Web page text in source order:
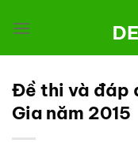
đến
Đề thi và đáp
Gia năm 2015